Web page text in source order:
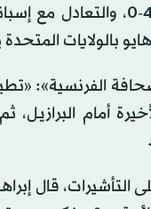
للمونديال بعد الفوز على
المتحدة يوم 6
الفرنسية»:
أمام
قال